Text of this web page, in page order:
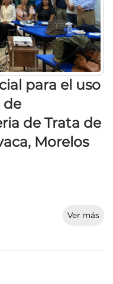
para el uso
de
de Trata de
Morelos
Ver más